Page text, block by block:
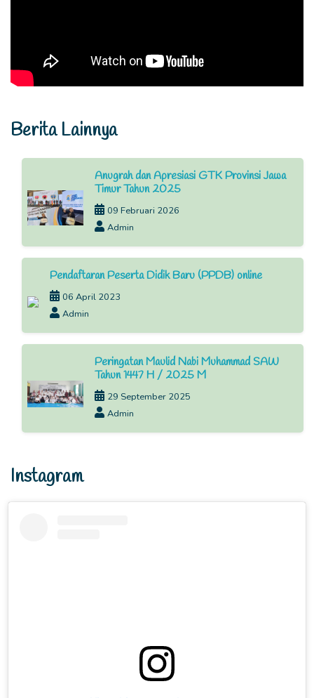
Berita Lainnya
Anugrah dan Apresiasi GTK Provinsi Jawa
Timur Tahun 2025
09 Februari 2026
Admin
Pendaftaran Peserta Didik Baru (PPDB) online
06 April 2023
Admin
Peringatan Maulid Nabi Muhammad SAW
Tahun 1447 H / 2025 M
29 September 2025
Admin
Instagram